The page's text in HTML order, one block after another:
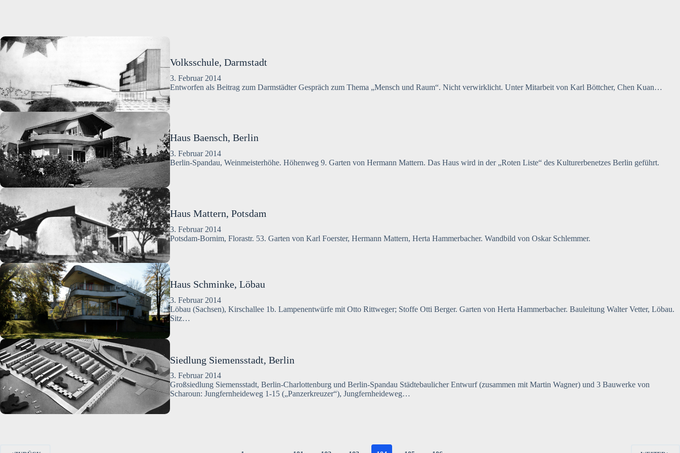
Volksschule, Darmstadt
3. Februar 2014
Entworfen als Beitrag zum Darmstädter Gespräch zum Thema „Mensch und Raum“. Nicht verwirklicht. Unter Mitarbeit von Karl Böttcher, Chen Kuan…
Haus Baensch, Berlin
3. Februar 2014
Berlin-Spandau, Weinmeisterhöhe. Höhenweg 9. Garten von Hermann Mattern. Das Haus wird in der „Roten Liste“ des Kulturerbenetzes Berlin geführt.
Haus Mattern, Potsdam
3. Februar 2014
Potsdam-Bornim, Florastr. 53. Garten von Karl Foerster, Hermann Mattern, Herta Hammerbacher. Wandbild von Oskar Schlemmer.
Haus Schminke, Löbau
3. Februar 2014
Löbau (Sachsen), Kirschallee 1b. Lampenentwürfe mit Otto Rittweger; Stoffe Otti Berger. Garten von Herta Hammerbacher. Bauleitung Walter Vetter, Löbau.
Sitz…
Siedlung Siemensstadt, Berlin
3. Februar 2014
Großsiedlung Siemensstadt, Berlin-Charlottenburg und Berlin-Spandau Städtebaulicher Entwurf (zusammen mit Martin Wagner) und 3 Bauwerke von
Scharoun: Jungfernheideweg 1-15 („Panzerkreuzer“), Jungfernheideweg…